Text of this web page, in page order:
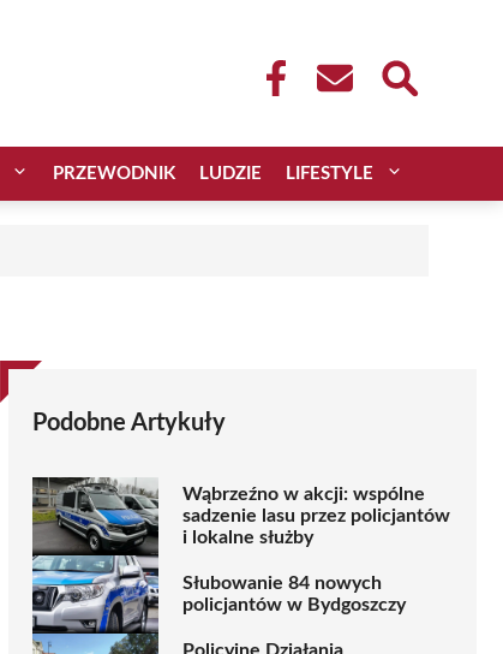
PRZEWODNIK LUDZIE LIFESTYLE
Podobne Artykuły
Wąbrzeźno w akcji: wspólne
sadzenie lasu przez policjantów
i lokalne służby
Słubowanie 84 nowych
policjantów w Bydgoszczy